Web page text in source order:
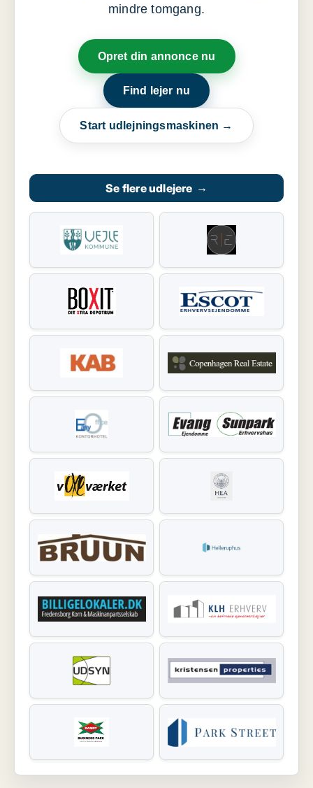
mindre tomgang.
Opret din annonce nu
Find lejer nu
Start udlejningsmaskinen →
Se flere udlejere →